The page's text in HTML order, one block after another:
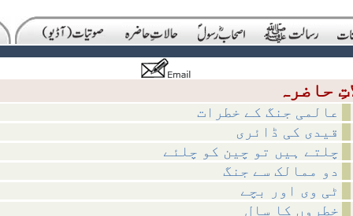
عالمی جنگ کے خطرات
قیدی کی ڈائری
چلتے ہیں تو چین کو چلئے
دو ممالک سے جنگ
ٹی وی اور بچے
خطروں کا سال